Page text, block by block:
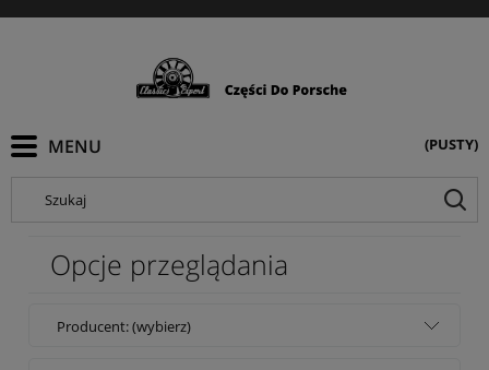
(PUSTY)
Szukaj
Opcje przeglądania
Producent: (wybierz)